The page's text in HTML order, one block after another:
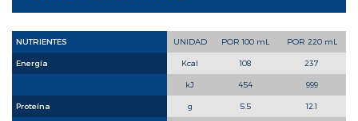
NUTRIENTES UNIDAD POR 100 mL POR 220 mL
Energía Kcal 108 237
kJ 454 999
Proteína g 5.5 12.1